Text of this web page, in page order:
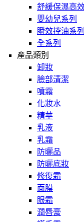
舒緩保濕高
嬰幼兒系列
瞬效控油系列
全系列
產品類別
卸妝
臉部清潔
噴霧
化妝水
精華
乳液
乳霜
防曬品
防曬底妝
修復霜
面膜
眼霜
潤唇膏